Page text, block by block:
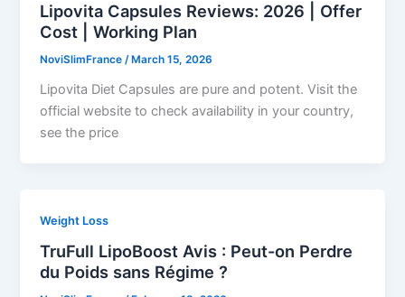
Lipovita Capsules Reviews: 2026 | Offer
Cost | Working Plan
NoviSlimFrance/ March 15, 2026
Lipovita Diet Capsules are pure and potent. Visit the
official website to check availability in your country,
see the price
Weight Loss
TruFull LipoBoost Avis : Peut-on Perdre
du Poids sans Régime ?